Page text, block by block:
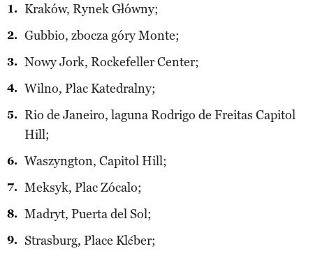
Kraków, Rynek Główny;
Gubbio, zbocza góry Monte;
Nowy Jork, Rockefeller Center;
Wilno, Plac Katedralny;
Rio de Janeiro, laguna Rodrigo de Freitas Capitol
Hill;
Waszyngton, Capitol Hill;
Meksyk, Plac Zócalo;
Madryt, Puerta del Sol;
Strasburg, Place Kléber;